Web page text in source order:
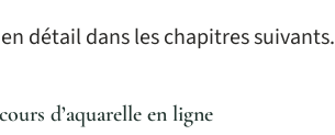
détail dans les chapitres suivants.
d’aquarelle en ligne